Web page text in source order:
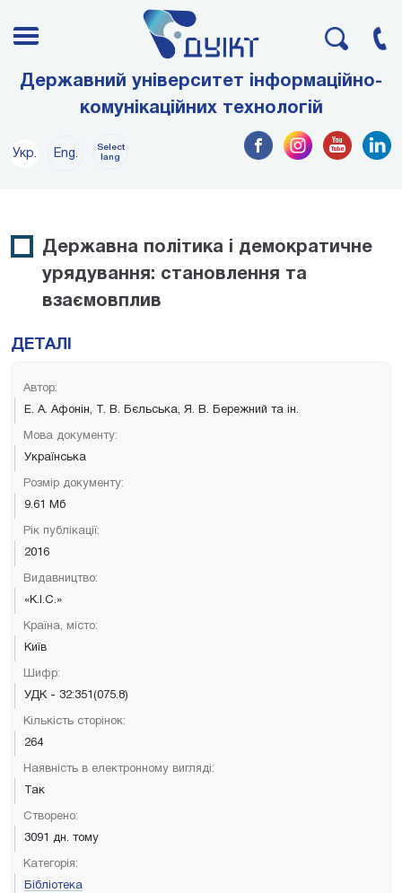
Державний університет інформаційно-
комунікаційних технологій
Укр. Eng.
Select
lang
Державна політика і демократичне
урядування: становлення та
взаємовплив
ДЕТАЛІ
Автор:
Е. А. Афонін, Т. В. Бєльська, Я. В. Бережний та ін.
Мова документу:
Українська
Розмір документу:
9.61 Мб
Рік публікації:
2016
Видавництво:
«К.І.С.»
Країна, місто:
Київ
Шифр:
УДК - 32:351(075.8)
Кількість сторінок:
264
Наявність в електронному вигляді:
Так
Створено:
3091 дн. тому
Категорія:
Бібліотека